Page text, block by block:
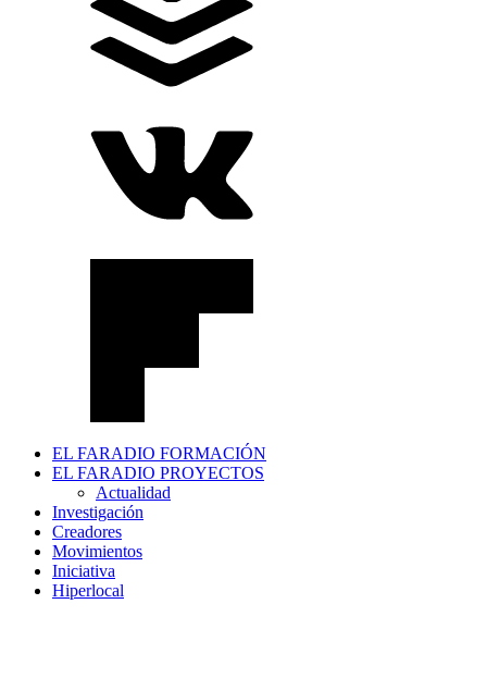
EL FARADIO FORMACIÓN
EL FARADIO PROYECTOS
Actualidad
Investigación
Creadores
Movimientos
Iniciativa
Hiperlocal